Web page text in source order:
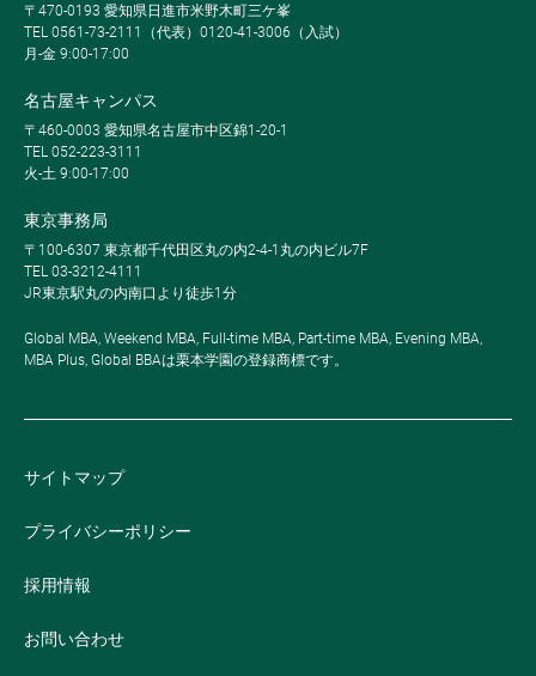
〒470-0193 愛知県日進市米野木町三ケ峯
TEL 0561-73-2111（代表）0120-41-3006（入試）
月-金 9:00-17:00
名古屋キャンパス
〒460-0003 愛知県名古屋市中区錦1-20-1
TEL 052-223-3111
火-土 9:00-17:00
東京事務局
〒100-6307 東京都千代田区丸の内2-4-1丸の内ビル7F
TEL 03-3212-4111
JR東京駅丸の内南口より徒歩1分
Global MBA, Weekend MBA, Full-time MBA, Part-time MBA, Evening MBA,
MBA Plus, Global BBAは栗本学園の登録商標です。
サイトマップ
プライバシーポリシー
採用情報
お問い合わせ